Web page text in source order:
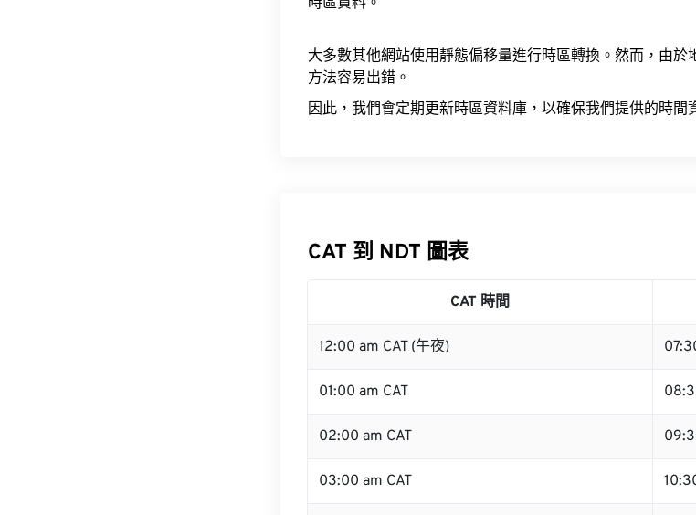
時區資料。
大多數其他網站使用靜態偏移量進行時區轉換。然而，由
方法容易出錯。
因此，我們會定期更新時區資料庫，以確保我們提供的時間
CAT 到 NDT 圖表
CAT 時間
12:00 am CAT (午夜)
01:00 am CAT
02:00 am CAT
03:00 am CAT